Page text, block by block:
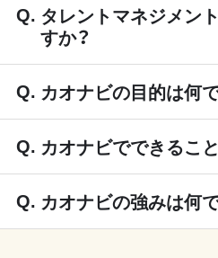
タレントマネジメン
すか？
カオナビの目的は何
カオナビでできるこ
カオナビの強みは何